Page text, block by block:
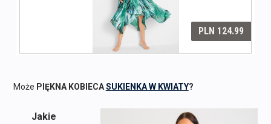
Może PIĘKNA KOBIECASUKIENKA W KWIATY?
Jakie